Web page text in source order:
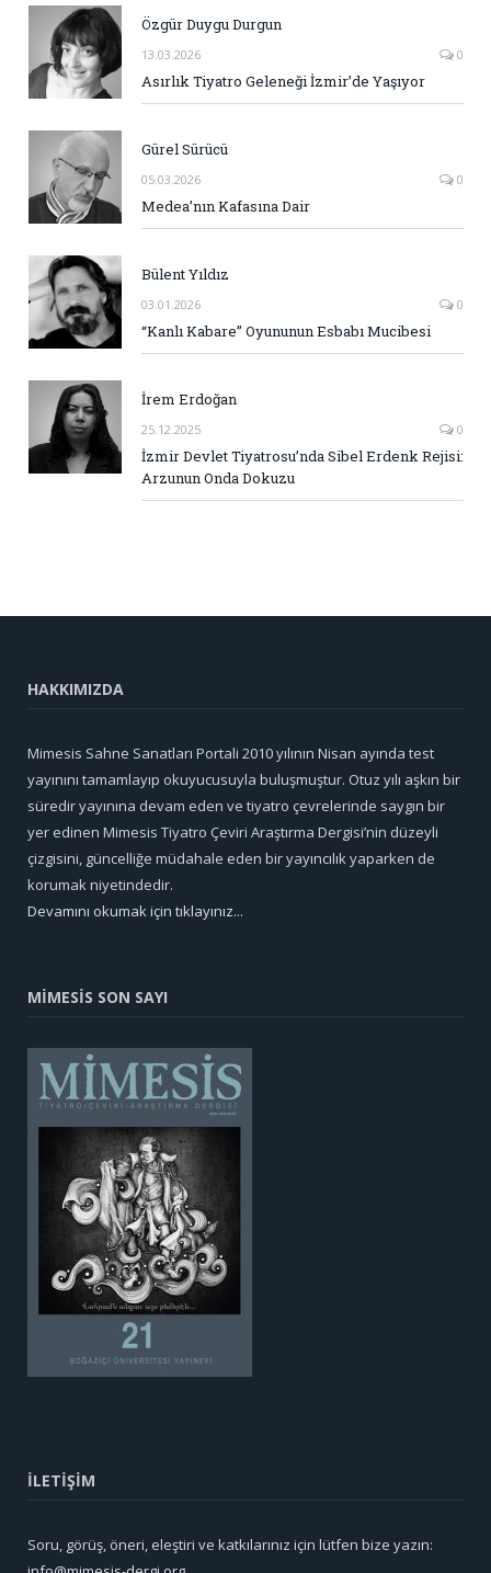
Özgür Duygu Durgun
13.03.2026 0
Asırlık Tiyatro Geleneği İzmir’de Yaşıyor
Gürel Sürücü
05.03.2026 0
Medea’nın Kafasına Dair
Bülent Yıldız
03.01.2026 0
“Kanlı Kabare” Oyununun Esbabı Mucibesi
İrem Erdoğan
25.12.2025 0
İzmir Devlet Tiyatrosu’nda Sibel Erdenk Rejisi:
Arzunun Onda Dokuzu
HAKKIMIZDA
Mimesis Sahne Sanatları Portali 2010 yılının Nisan ayında test
yayınını tamamlayıp okuyucusuyla buluşmuştur. Otuz yılı aşkın bir
süredir yayınına devam eden ve tiyatro çevrelerinde saygın bir
yer edinen Mimesis Tiyatro Çeviri Araştırma Dergisi’nin düzeyli
çizgisini, güncelliğe müdahale eden bir yayıncılık yaparken de
korumak niyetindedir.
Devamını okumak için tıklayınız...
MİMESİS SON SAYI
İLETİŞİM
Soru, görüş, öneri, eleştiri ve katkılarınız için lütfen bize yazın: